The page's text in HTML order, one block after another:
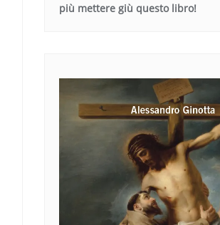
più mettere giù questo libro!